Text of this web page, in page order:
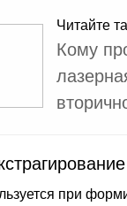
Читайте
Кому
при